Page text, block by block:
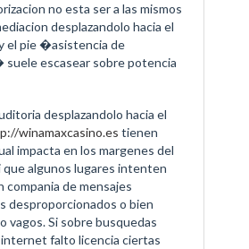
no esta ser a las mismos
desplazandolo hacia el
el pie �asistencia de
suele escasear sobre potencia
desplazandolo hacia el
winamaxcasino.es tienen
impacta en los margenes del
que algunos lugares intenten
de mensajes
desproporcionados o bien
vagos. Si sobre busquedas
falto licencia ciertas